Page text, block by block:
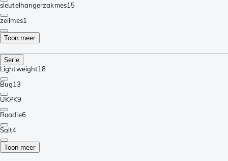
sleutelhangerzakmes15
zeilmes1
Toon meer
Serie
Lightweight18
Bug13
UKPK9
Roadie6
Salt4
Toon meer